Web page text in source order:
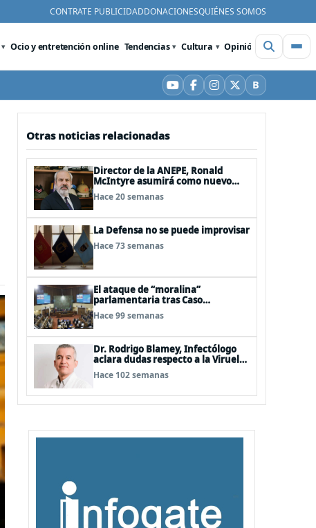
CONTRATE PUBLICIDADDONACIONESQUIÉNES SOMOS
Ocio y entretención online Tendencias Cultura Opinión Videos
YouTube
Facebook
Instagram
X BBluesky
Otras noticias relacionadas
Director de la ANEPE, Ronald
McIntyre asumirá como nuevo
director de la ANI
Hace 20 semanas
La Defensa no se puede improvisar
Hace 73 semanas
El ataque de “moralina”
parlamentaria tras Caso
Hermosilla, pero se olvidan que
son los peor evaluados
Hace 99 semanas
Dr. Rodrigo Blamey, Infectólogo
aclara dudas respecto a la Viruela
del Mono (MPOX)
Hace 102 semanas